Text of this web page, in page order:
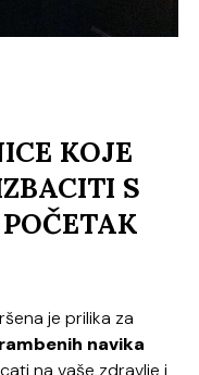
KOJE
S
je prilika za
navika
na vaše zdravlje i